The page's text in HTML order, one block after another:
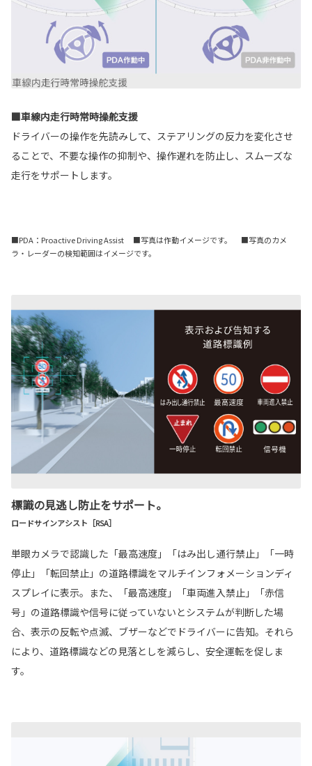
■車線内走行時常時操舵支援
ドライバーの操作を先読みして、ステアリングの反力を変化させ
ることで、不要な操作の抑制や、操作遅れを防止し、スムーズな
走行をサポートします。
■PDA：Proactive Driving Assist ■写真は作動イメージです。 ■写真のカメ
ラ・レーダーの検知範囲はイメージです。
標識の見逃し防止をサポート。
ロードサインアシスト［RSA］
単眼カメラで認識した「最高速度」「はみ出し通行禁止」「一時
停止」「転回禁止」の道路標識をマルチインフォメーションディ
スプレイに表示。また、「最高速度」「車両進入禁止」「赤信
号」の道路標識や信号に従っていないとシステムが判断した場
合、表示の反転や点滅、ブザーなどでドライバーに告知。それら
により、道路標識などの見落としを減らし、安全運転を促しま
す。